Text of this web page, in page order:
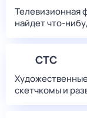
Телевизионная
найдет
СТС
скетчкомы и